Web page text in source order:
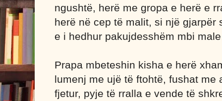
ngushtë, herë me gropa e herë e
herë në cep të malit, si një gjarpër
e i hedhur pakujdesshëm mbi
Prapa mbeteshin kisha e herë
lumenj me ujë të ftohtë, fushat me
fjetur, pyje të rralla e vende të